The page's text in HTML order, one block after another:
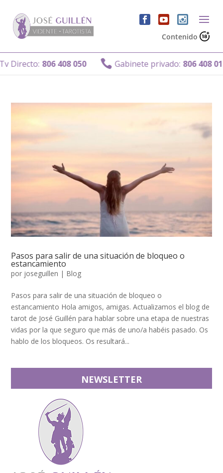
Contenido
Directo: 806 408 050  Gabinete privado: 806 408 011
Pasos para salir de una situación de bloqueo o
estancamiento
por joseguillen | Blog
Pasos para salir de una situación de bloqueo o
estancamiento Hola amigos, amigas. Actualizamos el blog de
tarot de José Guillén para hablar sobre una etapa de nuestras
vidas por la que seguro que más de uno/a habéis pasado. Os
hablo de los bloqueos. Os resultará...
NEWSLETTER